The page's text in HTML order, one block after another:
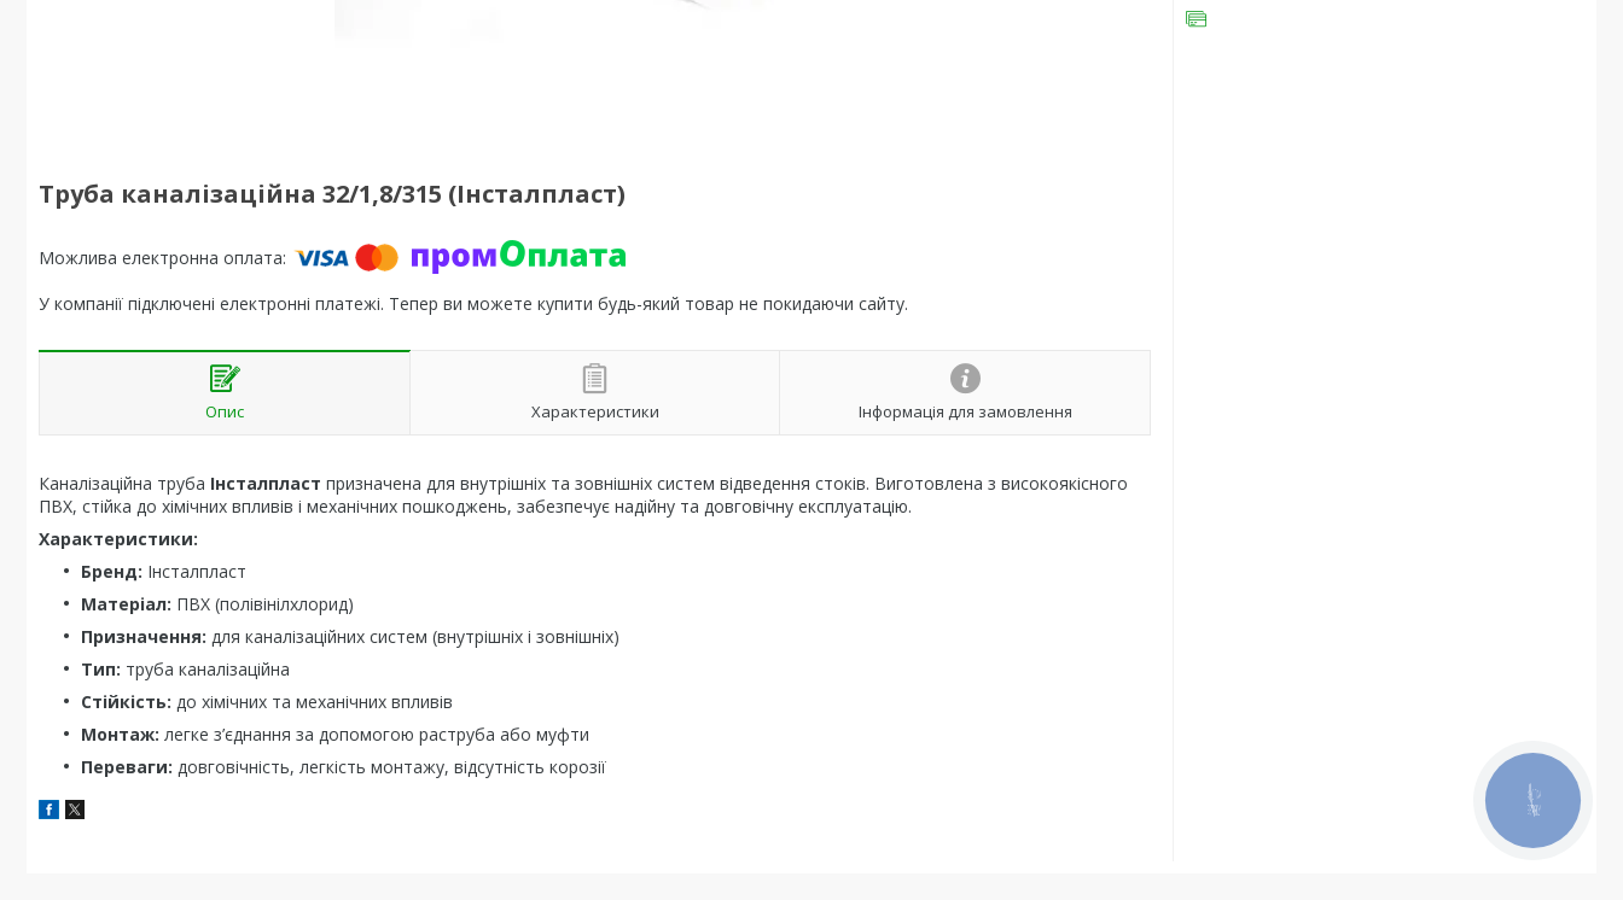
Труба каналізаційна 32/1,8/315 (Інсталпласт)
У компанії підключені електронні платежі. Тепер ви можете купити будь-який товар не покидаючи сайту.
Опис Характеристики Інформація для замовлення
Каналізаційна труба Інсталпласт призначена для внутрішніх та зовнішніх систем відведення стоків. Виготовлена з високоякісного
ПВХ, стійка до хімічних впливів і механічних пошкоджень, забезпечує надійну та довговічну експлуатацію.
Характеристики:
Бренд: Інсталпласт
Матеріал: ПВХ (полівінілхлорид)
Призначення: для каналізаційних систем (внутрішніх і зовнішніх)
Тип: труба каналізаційна
Стійкість: до хімічних та механічних впливів
Монтаж: легке з’єднання за допомогою раструба або муфти
Переваги: довговічність, легкість монтажу, відсутність корозії
КНОПКА
ЗВ'ЯЗКУ